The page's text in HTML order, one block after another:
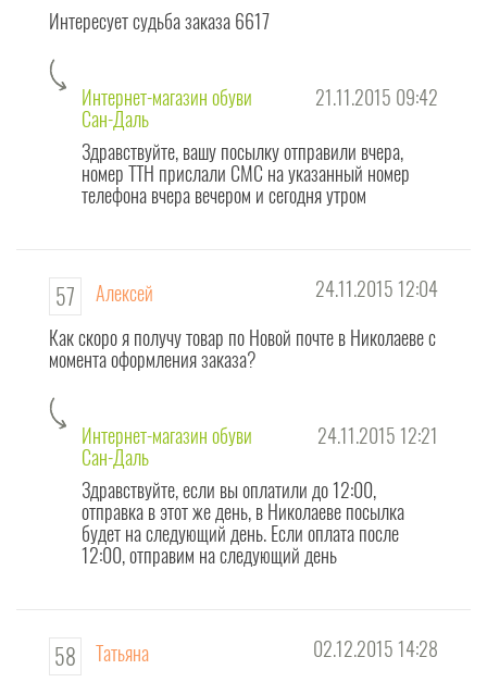
Интересует судьба заказа 6617
Интернет-магазин обуви
Сан-Даль
21.11.2015 09:42
Здравствуйте, вашу посылку отправили вчера,
номер ТТН прислали СМС на указанный номер
телефона вчера вечером и сегодня утром
57 Алексей
24.11.2015 12:04
Как скоро я получу товар по Новой почте в Николаеве с
момента оформления заказа?
Интернет-магазин обуви
Сан-Даль
24.11.2015 12:21
Здравствуйте, если вы оплатили до 12:00,
отправка в этот же день, в Николаеве посылка
будет на следующий день. Если оплата после
12:00, отправим на следующий день
58 Татьяна
02.12.2015 14:28